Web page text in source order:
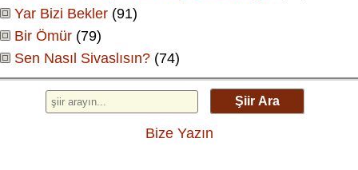
Yar Bizi Bekler (91)
Bir Ömür (79)
Sen Nasıl Sivaslısın? (74)
Şiir Ara
Bize Yazın